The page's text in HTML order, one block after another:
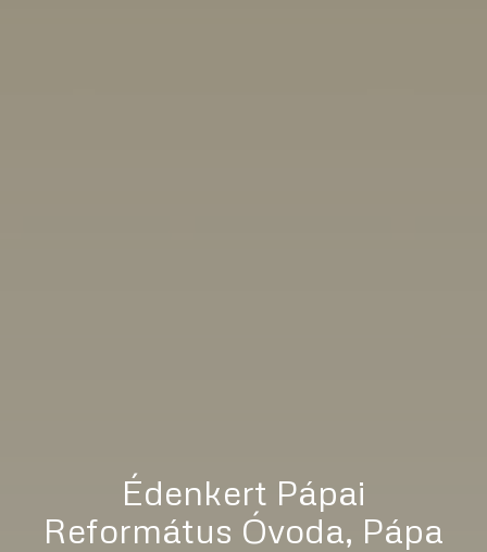
Édenkert Pápai
Református Óvoda, Pápa